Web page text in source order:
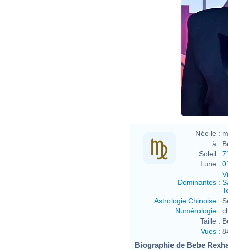
Née le :
à :
Soleil :
Lune :
Dominantes :
Astrologie Chinoise :
Numérologie :
Taille :
Vues :
Biographie de Bebe